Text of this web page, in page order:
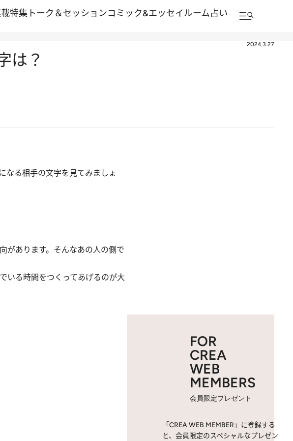
特集 トーク＆セッションコミック&エッセイルーム占い
2024.3.27
は？
なる相手の文字を見てみましょ
があります。そんなあの人の側で
いる時間をつくってあげるのが大
FOR
CREA
WEB
MEMBERS
会員限定プレゼント
「CREA WEB MEMBER」に登録する
と、会員限定のスペシャルなプレゼン